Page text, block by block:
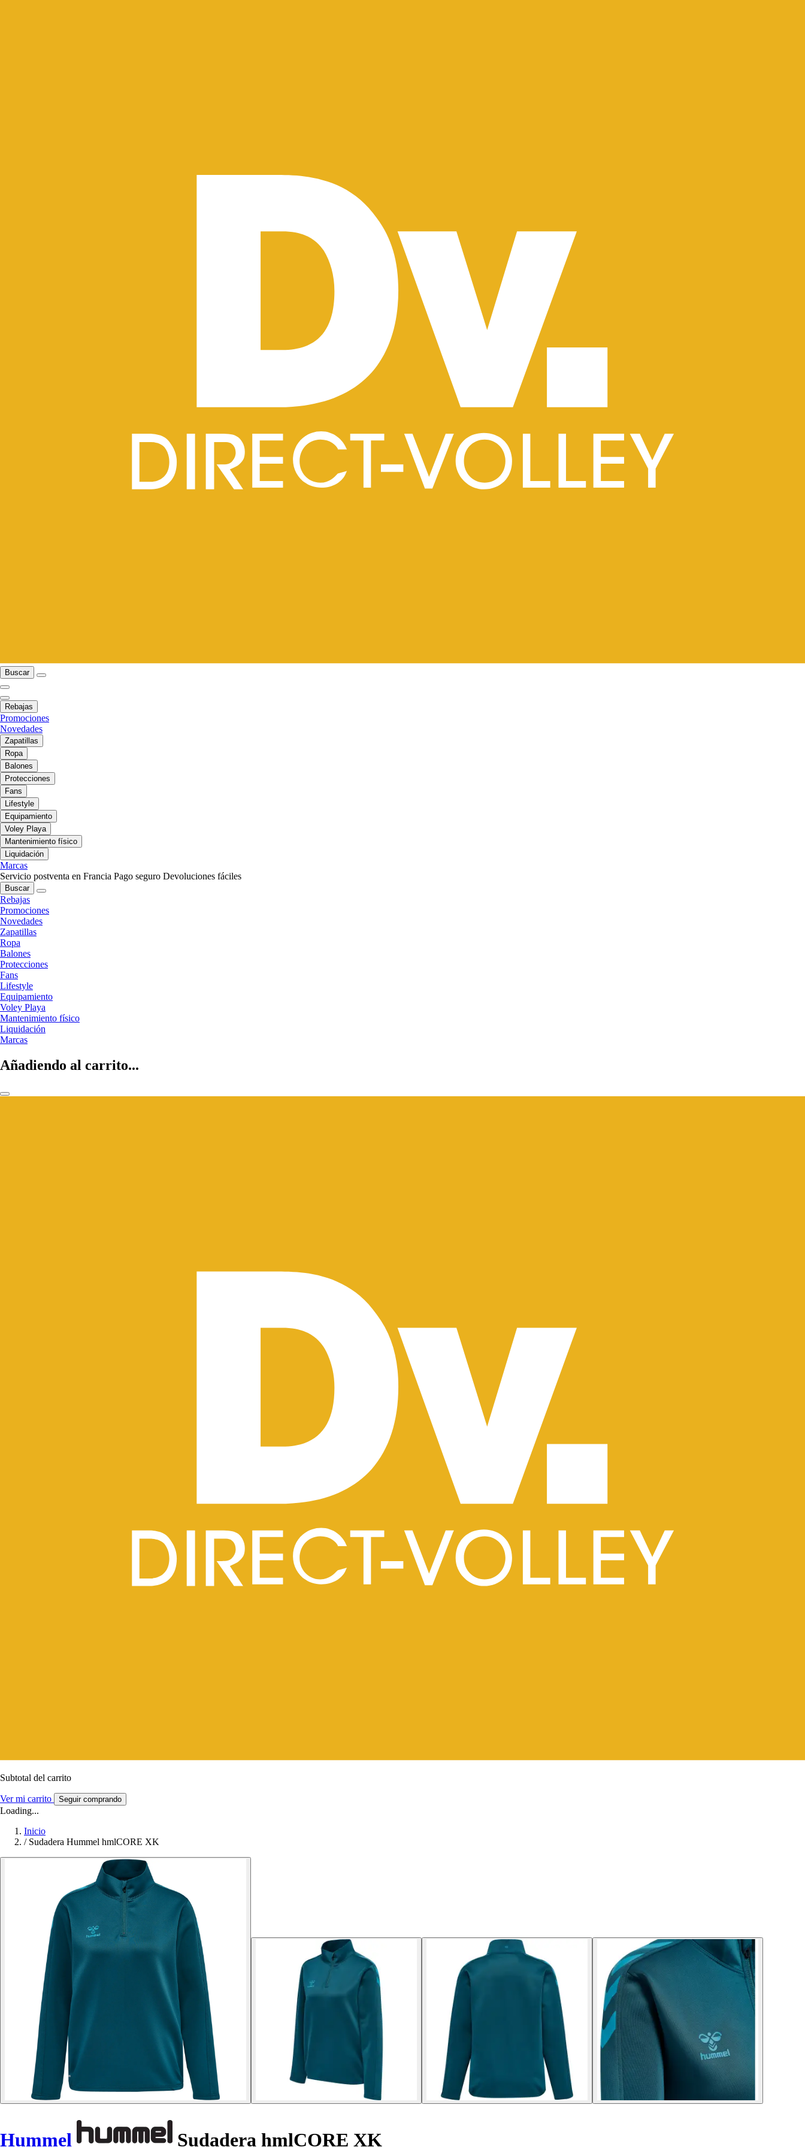
Buscar
Rebajas
Promociones
Novedades
Zapatillas
Ropa
Balones
Protecciones
Fans
Lifestyle
Equipamiento
Voley Playa
Mantenimiento físico
Liquidación
Marcas
Servicio postventa en Francia Pago seguro Devoluciones fáciles
Buscar
Rebajas
Promociones
Novedades
Zapatillas
Ropa
Balones
Protecciones
Fans
Lifestyle
Equipamiento
Voley Playa
Mantenimiento físico
Liquidación
Marcas
Añadiendo al carrito...
Subtotal del carrito
Ver mi carrito Seguir comprando
Loading...
Inicio
/ Sudadera Hummel hmlCORE XK
Hummel Sudadera hmlCORE XK